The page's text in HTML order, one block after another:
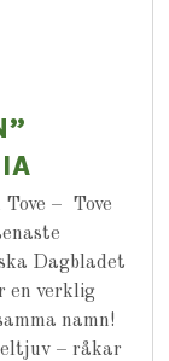
Tove – Tove
Dagbladet
en verklig
namn!
– råkar